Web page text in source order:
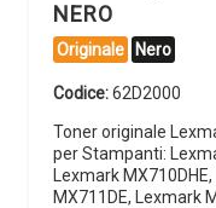
NERO
Originale Nero
Codice:62D2000
Toner originale
per Stampanti:
Lexmark
MX711DE, Lexmark